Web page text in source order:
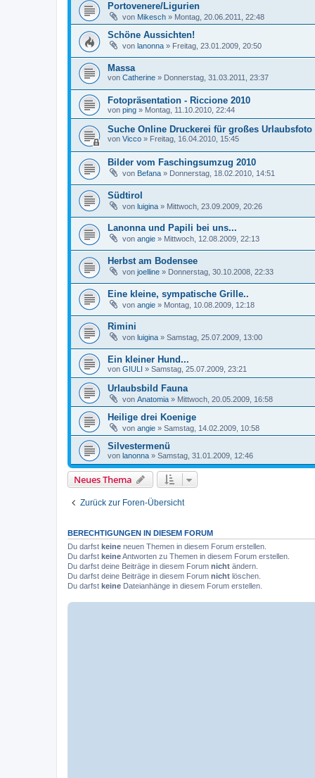
Portovenere/Ligurien
von Mikesch » Montag, 20.06.2011, 22:48
Schöne Aussichten!
von lanonna » Freitag, 23.01.2009, 20:50
Massa
von Catherine » Donnerstag, 31.03.2011, 23:37
Fotopräsentation - Riccione 2010
von ping » Montag, 11.10.2010, 22:44
Suche Online Druckerei für großes Urlaubsfoto
von Vicco » Freitag, 16.04.2010, 15:45
Bilder vom Faschingsumzug 2010
von Befana » Donnerstag, 18.02.2010, 14:51
Südtirol
von luigina » Mittwoch, 23.09.2009, 20:26
Lanonna und Papili bei uns...
von angie » Mittwoch, 12.08.2009, 22:13
Herbst am Bodensee
von joelline » Donnerstag, 30.10.2008, 22:33
Eine kleine, sympatische Grille..
von angie » Montag, 10.08.2009, 12:18
Rimini
von luigina » Samstag, 25.07.2009, 13:00
Ein kleiner Hund...
von GIULI » Samstag, 25.07.2009, 23:21
Urlaubsbild Fauna
von Anatomia » Mittwoch, 20.05.2009, 16:58
Heilige drei Koenige
von angie » Samstag, 14.02.2009, 10:58
Silvestermenü
von lanonna » Samstag, 31.01.2009, 12:46
Neues Thema
Zurück zur Foren-Übersicht
BERECHTIGUNGEN IN DIESEM FORUM
Du darfst keine neuen Themen in diesem Forum erstellen.
Du darfst keineAntworten zu Themen in diesem Forum erstellen.
Du darfst deine Beiträge in diesem Forum nicht ändern.
Du darfst deine Beiträge in diesem Forum nicht löschen.
Du darfst keine Dateianhänge in diesem Forum erstellen.